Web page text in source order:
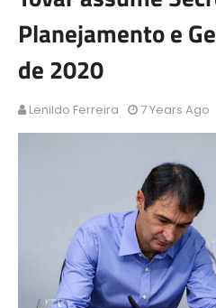
Planejamento e
de 2020
Lenildo Ferreira 7 Years Ago